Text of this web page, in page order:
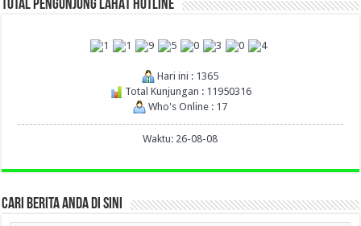
TOTAL PENGUNJUNG LAHAT HOTLINE
Hari ini : 1365
Total Kunjungan : 11950316
Who's Online : 17
Waktu: 26-08-08
CARI BERITA ANDA DI SINI